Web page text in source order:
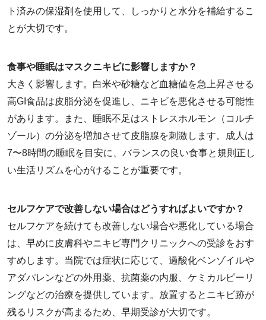
ト済みの保湿剤を使用して、しっかりと水分を補給するこ
とが大切です。
食事や睡眠はマスクニキビに影響しますか？
大きく影響します。白米や砂糖など血糖値を急上昇させる
高GI食品は皮脂分泌を促進し、ニキビを悪化させる可能性
があります。また、睡眠不足はストレスホルモン（コルチ
ゾール）の分泌を増加させて皮脂腺を刺激します。成人は
7〜8時間の睡眠を目安に、バランスの良い食事と規則正し
い生活リズムを心がけることが重要です。
セルフケアで改善しない場合はどうすればよいですか？
セルフケアを続けても改善しない場合や悪化している場合
は、早めに皮膚科やニキビ専門クリニックへの受診をおす
すめします。当院では症状に応じて、過酸化ベンゾイルや
アダパレンなどの外用薬、抗菌薬の内服、ケミカルピーリ
ングなどの治療を提供しています。放置するとニキビ跡が
残るリスクが高まるため、早期受診が大切です。